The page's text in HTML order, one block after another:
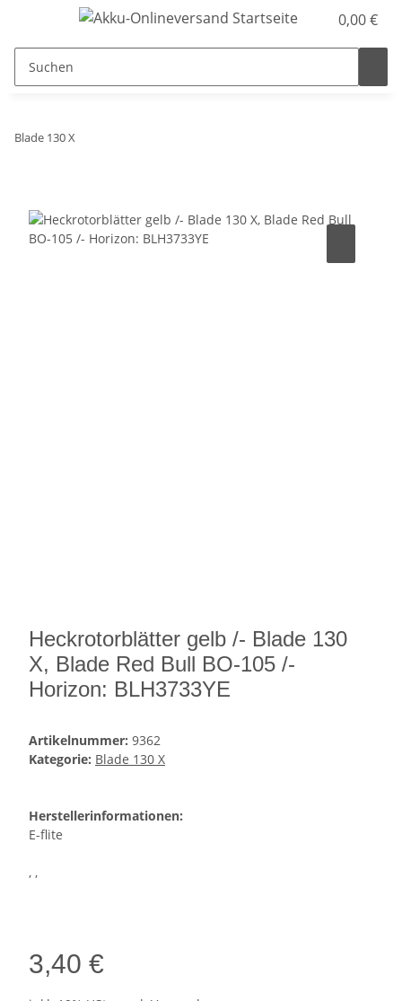
0,00 €
Blade 130 X
Heckrotorblätter gelb /- Blade 130
X, Blade Red Bull BO-105 /-
Horizon: BLH3733YE
Artikelnummer: 9362
Kategorie: Blade 130 X
Herstellerinformationen:
E-flite
, ,
3,40 €